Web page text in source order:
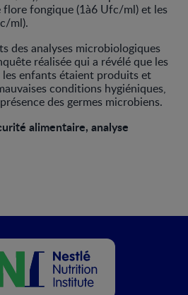
fongique (1à6 Ufc/ml) et les
ml).
des analyses microbiologiques
réalisée qui a révélé que les
les enfants étaient produits et
conditions hygiéniques,
des germes microbiens.
alimentaire, analyse